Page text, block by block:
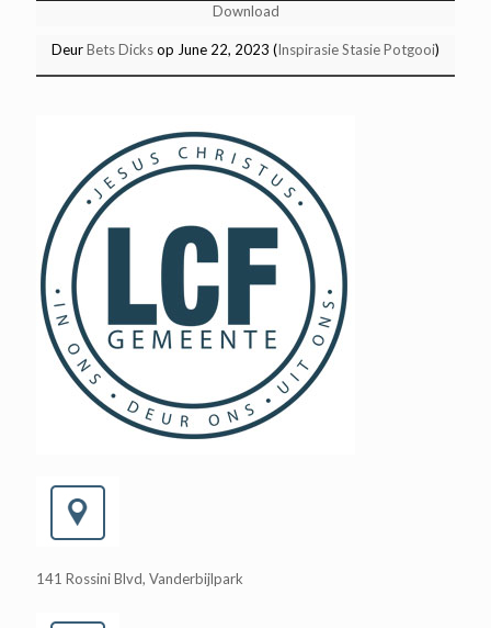
Download
DeurBets Dicksop June 22, 2023 (Inspirasie Stasie Potgooi)
141 Rossini Blvd, Vanderbijlpark